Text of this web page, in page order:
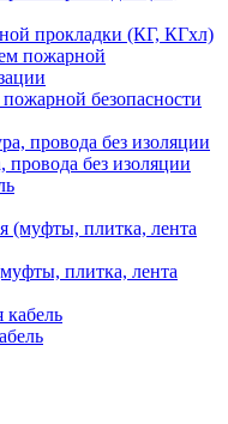
прокладки (КГ, КГхл)
безопасности
без изоляции
плитка, лента